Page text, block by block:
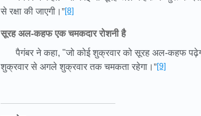
से रक्षा की जाएगी। ”[8]
सूरह अल-कहफ एक चमकदार रोशनी है
पैगंबर ने कहा, "जो कोई शुक्रवार को सूरह अल-कहफ
शुक्रवार से अगले शुक्रवार तक चमकता रहेगा। ”[9]